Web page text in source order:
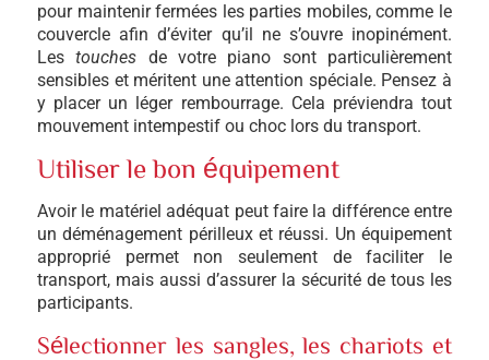
pour maintenir fermées les parties mobiles, comme le
couvercle afin d’éviter qu’il ne s’ouvre inopinément.
Lestouches de votre piano sont particulièrement
sensibles et méritent une attention spéciale. Pensez à
y placer un léger rembourrage. Cela préviendra tout
mouvement intempestif ou choc lors du transport.
Utiliser le bon équipement
Avoir le matériel adéquat peut faire la différence entre
un déménagement périlleux et réussi. Un équipement
approprié permet non seulement de faciliter le
transport, mais aussi d’assurer la sécurité de tous les
participants.
Sélectionner les sangles, les chariots et